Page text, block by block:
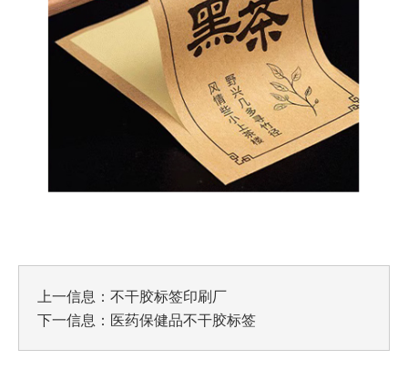
上一信息： 不干胶标签印刷厂
下一信息： 医药保健品不干胶标签